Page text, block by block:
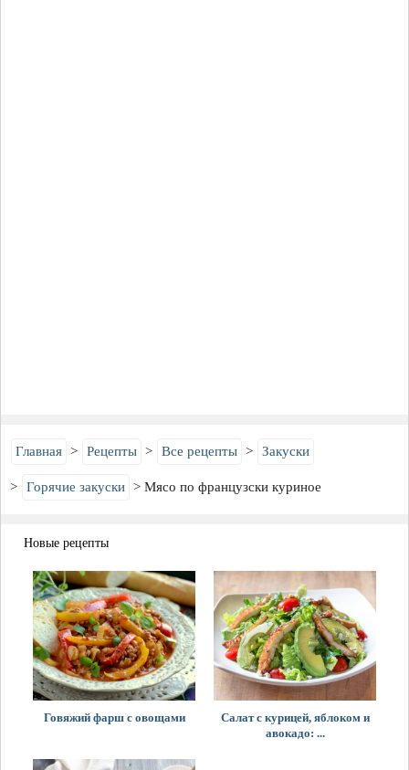
Главная Рецепты Все рецепты Закуски
Горячие закуски Мясо по французски куриное
Новые рецепты
Говяжий фарш с овощами
Салат с курицей, яблоком и
авокадо: ...